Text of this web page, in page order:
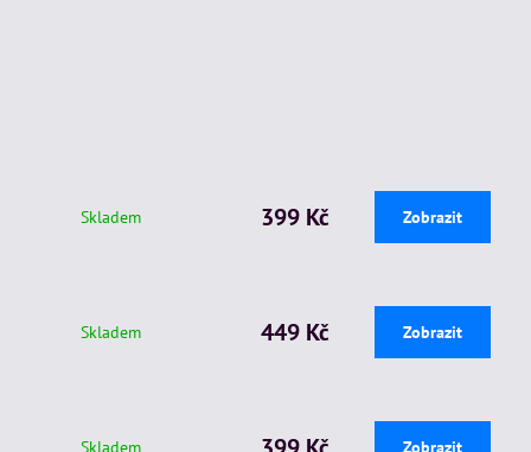
Skladem 399 Kč Zobrazit
Skladem 449 Kč Zobrazit
Skladem Zobrazit